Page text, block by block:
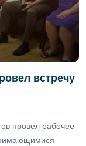
встречу
провел рабочее